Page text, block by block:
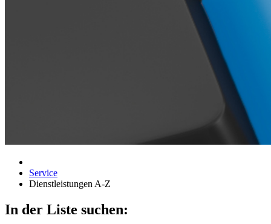
Service
Dienstleistungen A-Z
In der Liste suchen: